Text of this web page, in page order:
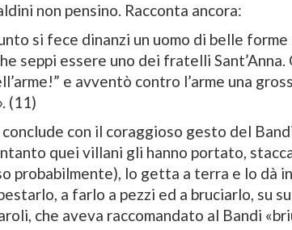
non pensino. Racconta ancora:
si fece dinanzi un uomo di belle forme
seppi essere uno dei fratelli Sant’Anna.
e avventò contro l’arme una
(11)
con il coraggioso gesto del
quei villani gli hanno portato,
probabilmente), lo getta a terra e lo dà
a farlo a pezzi ed a bruciarlo, su
che aveva raccomandato al Bandi